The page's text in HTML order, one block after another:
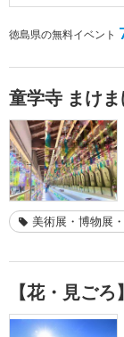
徳島県の無料イベント
童学寺 まけ
美術展・博物展
【花・見ご